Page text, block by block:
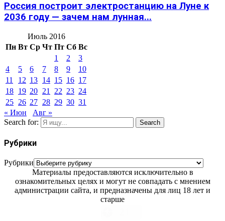
Россия построит электростанцию на Луне к
2036 году — зачем нам лунная...
Июль 2016
Пн Вт Ср Чт Пт Сб Вс
1
2
3
4
5 6 7 8 9
10
11
12 13 14 15 16 17
18 19 20 21 22 23 24
25 26 27 28 29 30 31
« Июн
Авг »
Search for:
Search
Рубрики
Рубрики
Материалы предоставляются исключительно в
ознакомительных целях и могут не совпадать с мнением
администрации сайта, и предназначены для лиц 18 лет и
старше